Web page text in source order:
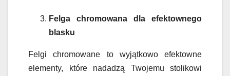
Felga chromowana dla efektownego
blasku
Felgi chromowane to wyjątkowo efektowne
elementy, które nadadzą Twojemu stolikowi